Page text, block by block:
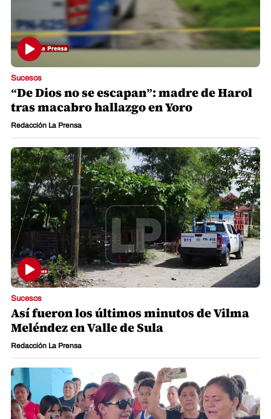
Sucesos
“De Dios no se escapan”: madre de Harol
tras macabro hallazgo en Yoro
Redacción La Prensa
Sucesos
Así fueron los últimos minutos de Vilma
Meléndez en Valle de Sula
Redacción La Prensa